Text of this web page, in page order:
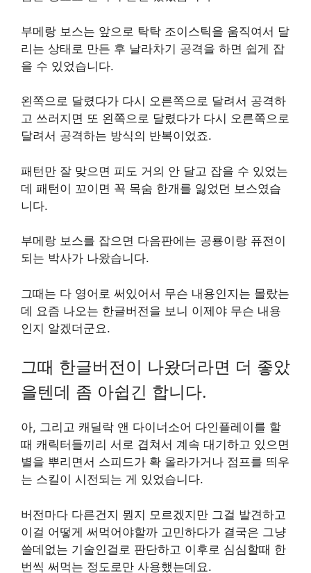
부메랑 보스는 앞으로 탁탁 조이스틱을 움직여서 달
리는 상태로 만든 후 날라차기 공격을 하면 쉽게 잡
을 수 있었습니다.
왼쪽으로 달렸다가 다시 오른쪽으로 달려서 공격하
고 쓰러지면 또 왼쪽으로 달렸다가 다시 오른쪽으로
달려서 공격하는 방식의 반복이었죠.
패턴만 잘 맞으면 피도 거의 안 달고 잡을 수 있었는
데 패턴이 꼬이면 꼭 목숨 한개를 잃었던 보스였습
니다.
부메랑 보스를 잡으면 다음판에는 공룡이랑 퓨전이
되는 박사가 나왔습니다.
그때는 다 영어로 써있어서 무슨 내용인지는 몰랐는
데 요즘 나오는 한글버전을 보니 이제야 무슨 내용
인지 알겠더군요.
그때 한글버전이 나왔더라면 더 좋았
을텐데 좀 아쉽긴 합니다.
아, 그리고 캐딜락 앤 다이너소어 다인플레이를 할
때 캐릭터들끼리 서로 겹쳐서 계속 대기하고 있으면
별을 뿌리면서 스피드가 확 올라가거나 점프를 띄우
는 스킬이 시전되는 게 있었습니다.
버전마다 다른건지 뭔지 모르겠지만 그걸 발견하고
이걸 어떻게 써먹어야할까 고민하다가 결국은 그냥
쓸데없는 기술인걸로 판단하고 이후로 심심할때 한
번씩 써먹는 정도로만 사용했는데요.